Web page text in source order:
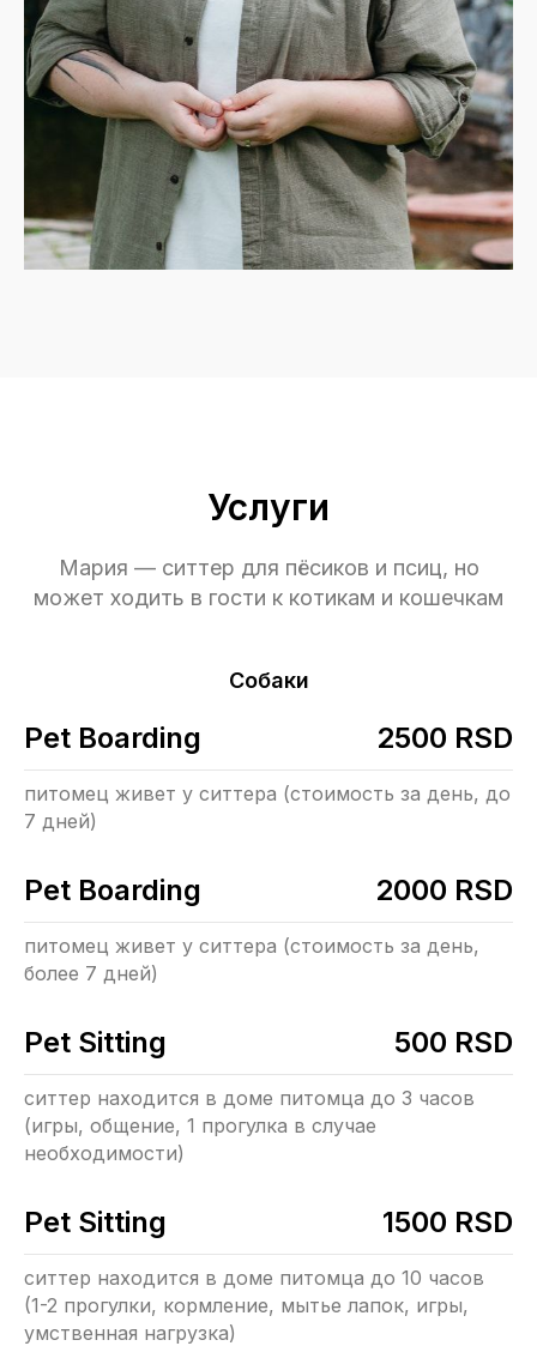
Услуги
Мария — ситтер для пёсиков и псиц, но
может ходить в гости к котикам и кошечкам
Собаки
Pet Boarding 2500 RSD
питомец живет у ситтера (стоимость за день, до
7 дней)
Pet Boarding 2000 RSD
питомец живет у ситтера (стоимость за день,
более 7 дней)
Pet Sitting 500 RSD
ситтер находится в доме питомца до 3 часов
(игры, общение, 1 прогулка в случае
необходимости)
Pet Sitting 1500 RSD
ситтер находится в доме питомца до 10 часов
(1-2 прогулки, кормление, мытье лапок, игры,
умственная нагрузка)